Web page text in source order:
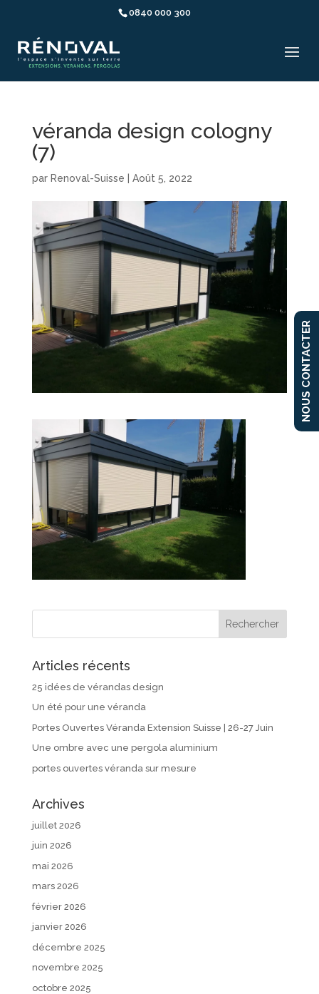
0840 000 300
véranda design cologny
(7)
par Renoval-Suisse Août 5, 2022
Articles récents
25 idées de vérandas design
Un été pour une véranda
Portes Ouvertes Véranda Extension Suisse | 26-27 Juin
Une ombre avec une pergola aluminium
portes ouvertes véranda sur mesure
Archives
juillet 2026
juin 2026
mai 2026
mars 2026
février 2026
janvier 2026
décembre 2025
novembre 2025
octobre 2025
NOUS CONTACTER